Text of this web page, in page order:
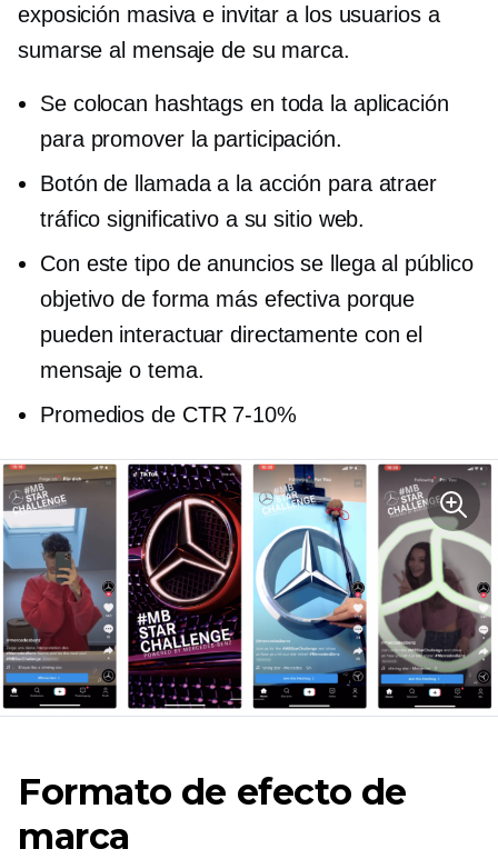
exposición masiva e invitar a los usuarios a
sumarse al mensaje de su marca.
Se colocan hashtags en toda la aplicación
para promover la participación.
Botón de llamada a la acción para atraer
tráfico significativo a su sitio web.
Con este tipo de anuncios se llega al público
objetivo de forma más efectiva porque
pueden interactuar directamente con el
mensaje o tema.
Promedios de CTR 7-10%
Formato de efecto de
marca